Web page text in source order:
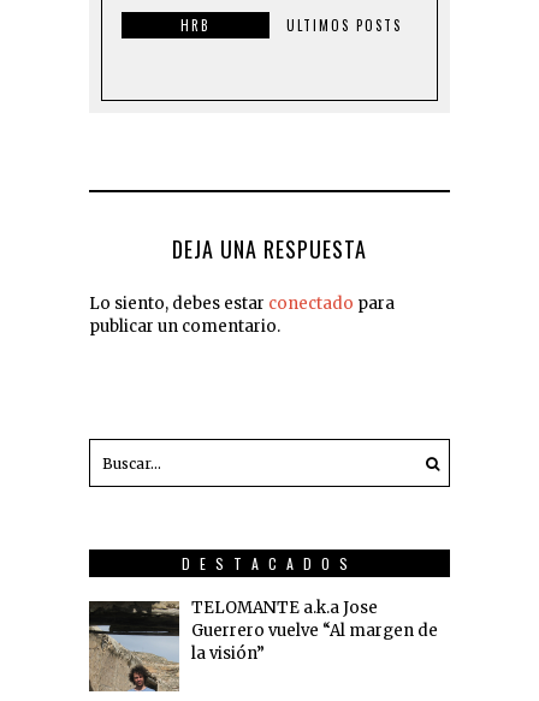
HRB ULTIMOS POSTS
DEJA UNA RESPUESTA
Lo siento, debes estar conectado para
publicar un comentario.
DESTACADOS
TELOMANTE a.k.a Jose
Guerrero vuelve “Al margen de
la visión”